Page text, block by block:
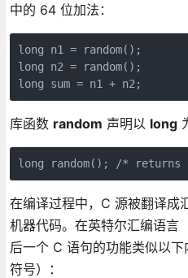
中的 64 位加法：
long n1 = random();
long n2 = random();
long sum = n1 + n2;
库函数 random 声明以 long
long random(); /*
在编译过程中，C 源被翻译成
机器代码。在英特尔汇编语言
后一个 C 语句的功能类似以下
符号）：